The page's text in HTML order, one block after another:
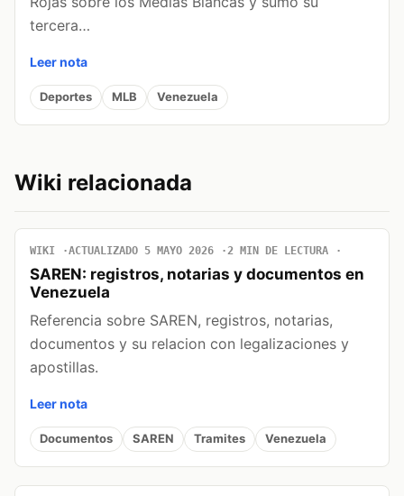
tercera…
Leer nota
Deportes MLB Venezuela
Wiki relacionada
WIKI ACTUALIZADO 5 MAYO 2026 2 MIN DE LECTURA
SAREN: registros, notarias y documentos en
Venezuela
Referencia sobre SAREN, registros, notarias,
documentos y su relacion con legalizaciones y
apostillas.
Leer nota
Documentos SAREN Tramites Venezuela